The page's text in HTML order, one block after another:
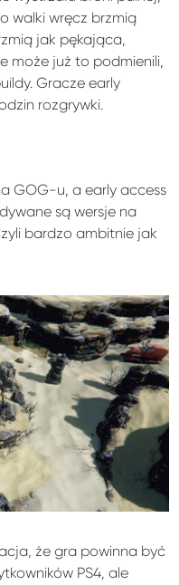
walki wręcz brzmią
jak pękająca,
może już to podmienili,
Gracze early
rozgrywki.
GOG-u, a early access
są wersje na
bardzo ambitnie jak
że gra powinna być
PS4, ale